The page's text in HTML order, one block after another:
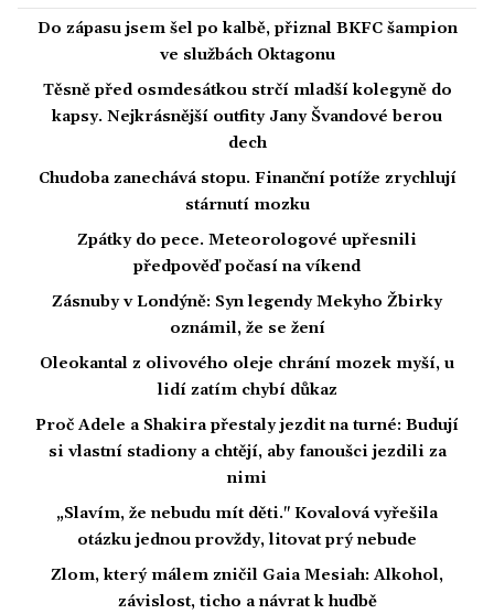
Do zápasu jsem šel po kalbě, přiznal BKFC šampion
ve službách Oktagonu
Těsně před osmdesátkou strčí mladší kolegyně do
kapsy. Nejkrásnější outfity Jany Švandové berou
dech
Chudoba zanechává stopu. Finanční potíže zrychlují
stárnutí mozku
Zpátky do pece. Meteorologové upřesnili
předpověď počasí na víkend
Zásnuby v Londýně: Syn legendy Mekyho Žbirky
oznámil, že se žení
Oleokantal z olivového oleje chrání mozek myší, u
lidí zatím chybí důkaz
Proč Adele a Shakira přestaly jezdit na turné: Budují
si vlastní stadiony a chtějí, aby fanoušci jezdili za
nimi
„Slavím, že nebudu mít děti." Kovalová vyřešila
otázku jednou provždy, litovat prý nebude
Zlom, který málem zničil Gaia Mesiah: Alkohol,
závislost, ticho a návrat k hudbě